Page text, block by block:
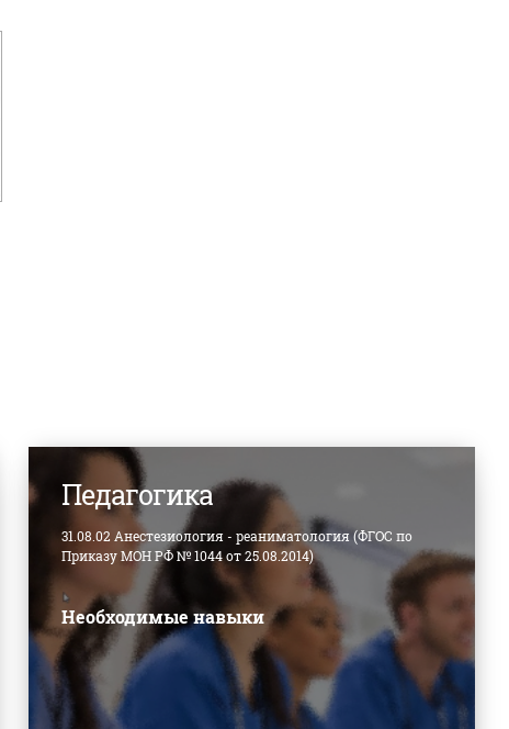
Педагогика
31.08.02 Анестезиология - реаниматология (ФГОС по
Приказу МОН РФ № 1044 от 25.08.2014)
Необходимые навыки